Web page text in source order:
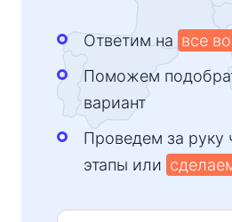
Ответим на все
Поможем
вариант
Проведем за руку
этапы или